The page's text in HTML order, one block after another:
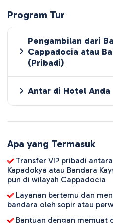
Program Tur
Pengambilan dari
Cappadocia atau
(Pribadi)
Antar di Hotel Anda
Apa yang Termasuk
Transfer VIP pribadi
Kapadokya atau Bandara
pun di wilayah Cappadocia
Layanan bertemu dan
bandara oleh sopir atau
Bantuan dengan memuat